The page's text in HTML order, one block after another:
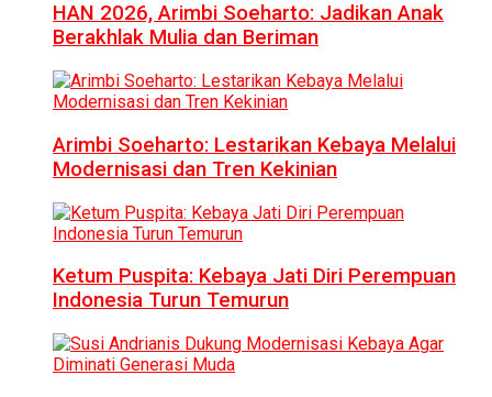
HAN 2026, Arimbi Soeharto: Jadikan Anak
Berakhlak Mulia dan Beriman
Arimbi Soeharto: Lestarikan Kebaya Melalui
Modernisasi dan Tren Kekinian
Ketum Puspita: Kebaya Jati Diri Perempuan
Indonesia Turun Temurun